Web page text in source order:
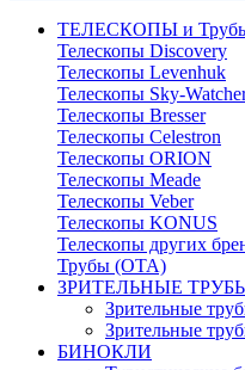
ТЕЛЕСКОПЫ и Трубы
Телескопы Discovery
Телескопы Levenhuk
Телескопы Sky-
Телескопы Bresser
Телескопы Celestron
Телескопы ORION
Телескопы Meade
Телескопы Veber
Телескопы KONUS
Телескопы других
Трубы (ОТА)
ЗРИТЕЛЬНЫЕ
Зрительные
Зрительные
БИНОКЛИ